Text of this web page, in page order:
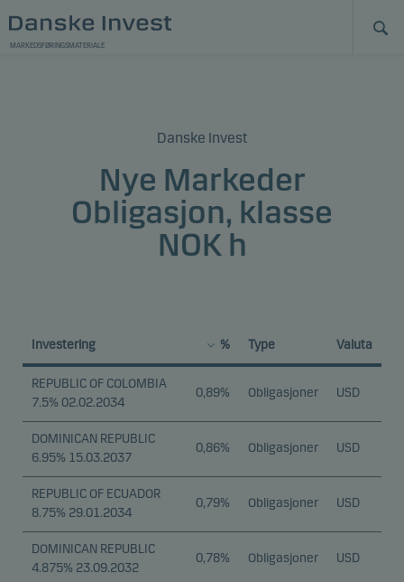
MARKEDSFØRINGSMATERIALE
Danske Invest
Nye Markeder
Obligasjon, klasse
NOK h
Investering % Type Valuta
REPUBLIC OF COLOMBIA
7.5% 02.02.2034
0,89% Obligasjoner USD
DOMINICAN REPUBLIC
6.95% 15.03.2037
0,86% Obligasjoner USD
REPUBLIC OF ECUADOR
8.75% 29.01.2034
0,79% Obligasjoner USD
DOMINICAN REPUBLIC
4.875% 23.09.2032
0,78% Obligasjoner USD